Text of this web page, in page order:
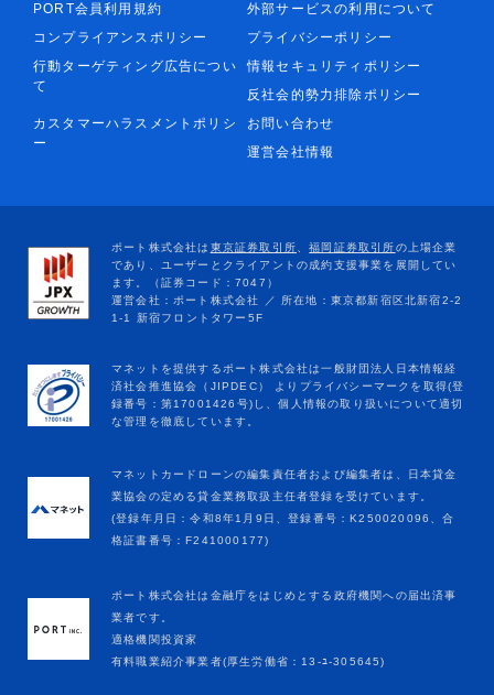
PORT会員利用規約
外部サービスの利用について
コンプライアンスポリシー
プライバシーポリシー
行動ターゲティング広告につい
て
情報セキュリティポリシー
反社会的勢力排除ポリシー
カスタマーハラスメントポリシ
ー
お問い合わせ
運営会社情報
マネットカードローンの編集責任者および編集者は、日本貸金
業協会の定める貸金業務取扱主任者登録を受けています。
(登録年月日：令和8年1月9日、登録番号：K250020096、合
格証書番号：F241000177)
ポート株式会社は金融庁をはじめとする政府機関への届出済事
業者です。
適格機関投資家
有料職業紹介事業者(厚生労働省：13-ﾕ-305645)